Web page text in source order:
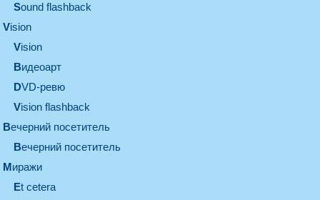
Sound flashback
vision
vision
видеоарт
DVD-ревю
Vision flashback
вечерний посетитель
вечерний посетитель
миражи
et cetera